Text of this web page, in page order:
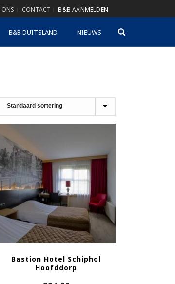
ONS CONTACT B&B AANMELDEN
B&B DUITSLAND NIEUWS
Bastion Hotel Schiphol
Hoofddorp